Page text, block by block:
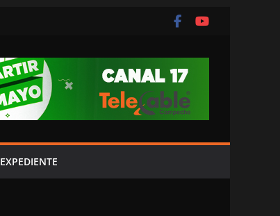
EXPEDIENTE